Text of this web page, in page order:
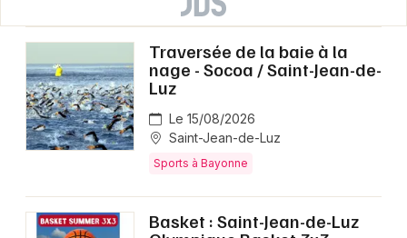
Traversée de la baie à la
nage - Socoa / Saint-Jean-de-
Luz
Le 15/08/2026
Saint-Jean-de-Luz
Sports à Bayonne
Basket : Saint-Jean-de-Luz